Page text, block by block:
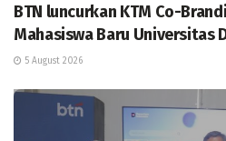
BTN luncurkan KTM Co-
Mahasiswa Baru Universitas
5 August 2026